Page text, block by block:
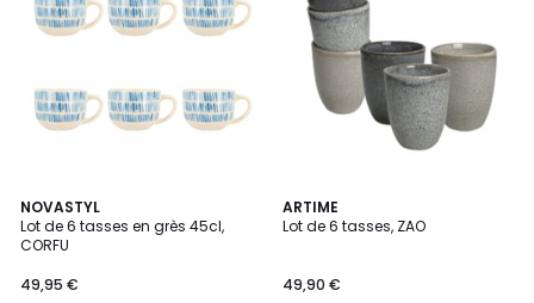
NOVASTYL
Lot de 6 tasses en grès 45cl,
CORFU
49,95 €
ARTIME
Lot de 6 tasses, ZAO
49,90 €